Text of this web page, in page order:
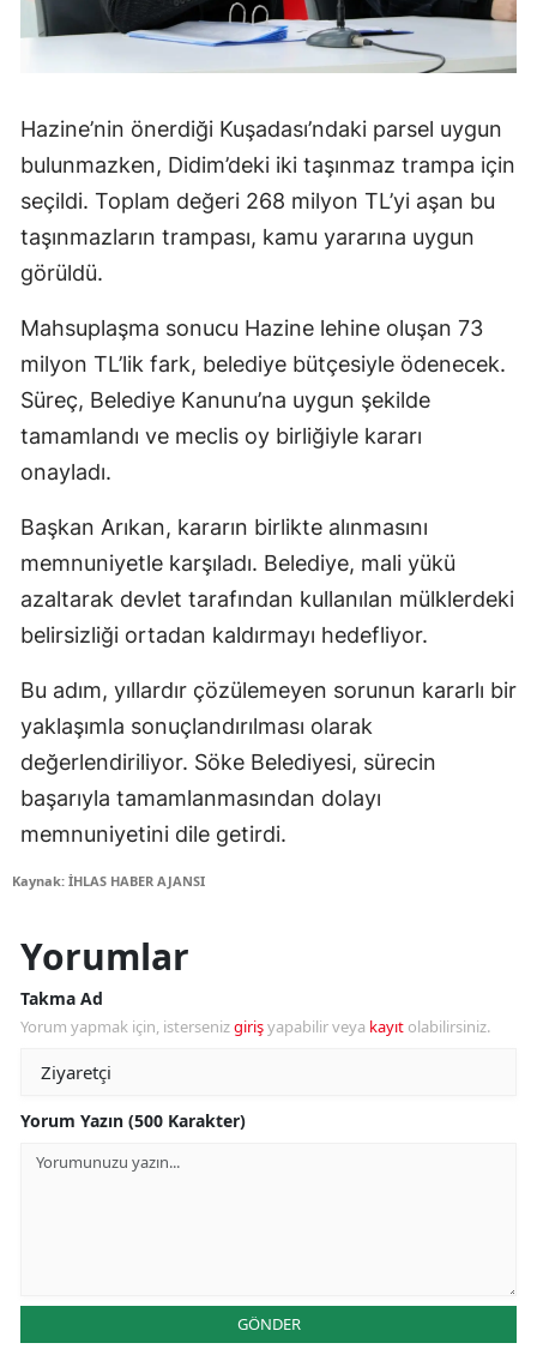
Hazine’nin önerdiği Kuşadası’ndaki parsel uygun
bulunmazken, Didim’deki iki taşınmaz trampa için
seçildi. Toplam değeri 268 milyon TL’yi aşan bu
taşınmazların trampası, kamu yararına uygun
görüldü.
Mahsuplaşma sonucu Hazine lehine oluşan 73
milyon TL’lik fark, belediye bütçesiyle ödenecek.
Süreç, Belediye Kanunu’na uygun şekilde
tamamlandı ve meclis oy birliğiyle kararı
onayladı.
Başkan Arıkan, kararın birlikte alınmasını
memnuniyetle karşıladı. Belediye, mali yükü
azaltarak devlet tarafından kullanılan mülklerdeki
belirsizliği ortadan kaldırmayı hedefliyor.
Bu adım, yıllardır çözülemeyen sorunun kararlı bir
yaklaşımla sonuçlandırılması olarak
değerlendiriliyor. Söke Belediyesi, sürecin
başarıyla tamamlanmasından dolayı
memnuniyetini dile getirdi.
Kaynak: İHLAS HABER AJANSI
Yorumlar
Takma Ad
Yorum yapmak için, istersenizgirişyapabilir veya kayıt olabilirsiniz.
Yorum Yazın (500 Karakter)
GÖNDER